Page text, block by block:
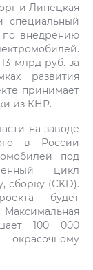
и Липецкая
специальный
по внедрению
млрд руб. за
развития
принимает
из КНР.
на заводе
в России
под
цикл
сборку (CKD).
будет
Максимальная
100 000